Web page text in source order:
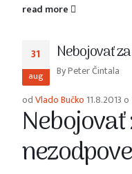
read more
31
aug
Nebojovať
ByPeter Čintala
odVlado Bučko 11.8.2013